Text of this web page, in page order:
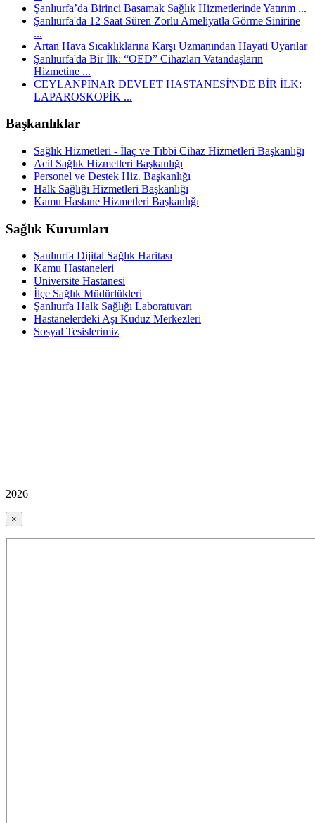
Şanlıurfa’da Birinci Basamak Sağlık Hizmetlerinde Yatırım ...
Şanlıurfa'da 12 Saat Süren Zorlu Ameliyatla Görme Sinirine
...
Artan Hava Sıcaklıklarına Karşı Uzmanından Hayati Uyarılar
Şanlıurfa'da Bir İlk: “OED” Cihazları Vatandaşların
Hizmetine ...
CEYLANPINAR DEVLET HASTANESİ'NDE BİR İLK:
LAPAROSKOPİK ...
Başkanlıklar
Sağlık Hizmetleri - İlaç ve Tıbbi Cihaz Hizmetleri Başkanlığı
Acil Sağlık Hizmetleri Başkanlığı
Personel ve Destek Hiz. Başkanlığı
Halk Sağlığı Hizmetleri Başkanlığı
Kamu Hastane Hizmetleri Başkanlığı
Sağlık Kurumları
Şanlıurfa Dijital Sağlık Haritası
Kamu Hastaneleri
Üniversite Hastanesi
İlçe Sağlık Müdürlükleri
Şanlıurfa Halk Sağlığı Laboratuvarı
Hastanelerdeki Aşı Kuduz Merkezleri
Sosyal Tesislerimiz
2026
×